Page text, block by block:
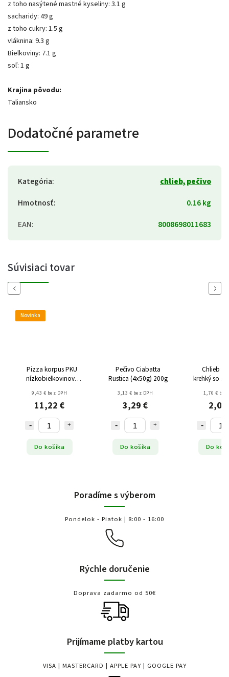
z toho nasýtené mastné kyseliny: 3.1 g
sacharidy: 49 g
z toho cukry: 1.5 g
vláknina: 9.3 g
Bielkoviny: 7.1 g
soľ: 1 g
Krajina pôvodu:
Taliansko
Dodatočné parametre
Kategória:
chlieb, pečivo
Hmotnosť:
0.16 kg
EAN: 8008698011683
Súvisiaci tovar
Previous
Novinka
Pizza korpus PKU
nízkobielkovinový
9,43 € bez DPH
11,22 €
Do košíka
Pečivo Ciabatta
Rustica (4x50g) 200g
3,13 € bez DPH
3,29 €
Do košíka
Chlieb
krehký so
1,76 € bez
2,09
Do
Next
Poradíme s výberom
Pondelok - Piatok | 8:00 - 16:00
Rýchle doručenie
Doprava zadarmo od 50€
Prijímame platby kartou
VISA | MASTERCARD | APPLE PAY | GOOGLE PAY